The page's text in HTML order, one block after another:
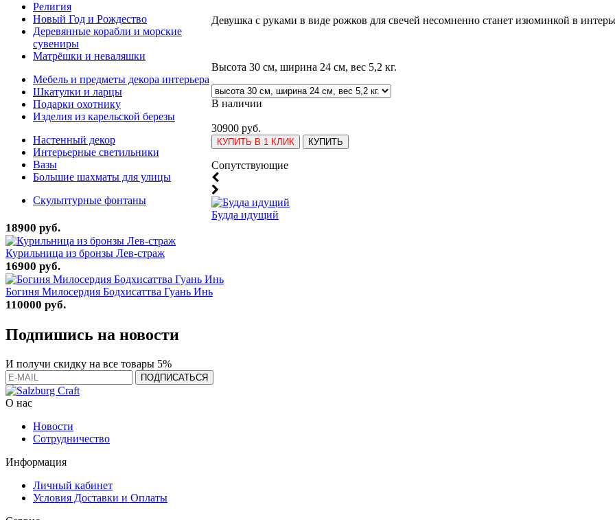
Религия
Новый Год и Рождество
Деревянные корабли и морские
сувениры
Матрёшки и неваляшки
Мебель и предметы декора интерьера
Шкатулки и ларцы
Подарки охотнику
Изделия из карельской березы
Настенный декор
Интерьерные светильники
Вазы
Большие шахматы для улицы
Скульптурные фонтаны
Девушка с руками в виде рожков для свечей несомненно станет изюминкой в
Высота 30 см, ширина 24 см, вес 5,2 кг.
В наличии
30900 руб.
КУПИТЬ В 1 КЛИК КУПИТЬ
Cопутствующие
Будда идущий
18900 руб.
Курильница из бронзы Лев-страж
16900 руб.
Богиня Милосердия Бодхисаттва Гуань Инь
110000 руб.
Подпишись на новости
И получи скидку на все товары 5%
О нас
Новости
Сотрудничество
Информация
Личный кабинет
Условия Доставки и Оплаты